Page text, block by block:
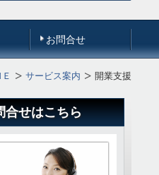
お問合せ
サービス案内 開業支援
合せはこちら